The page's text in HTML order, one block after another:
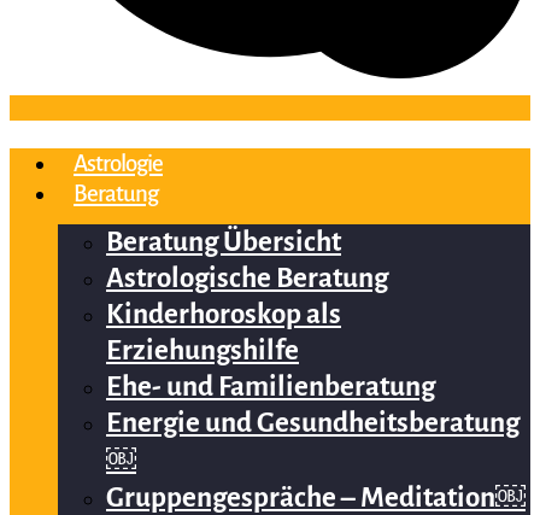
Astrologie
Beratung
Beratung Übersicht
Astrologische Beratung
Kinderhoroskop als
Erziehungshilfe
Ehe- und Familienberatung
Energie und Gesundheitsberatung
￼
Gruppengespräche – Meditation￼